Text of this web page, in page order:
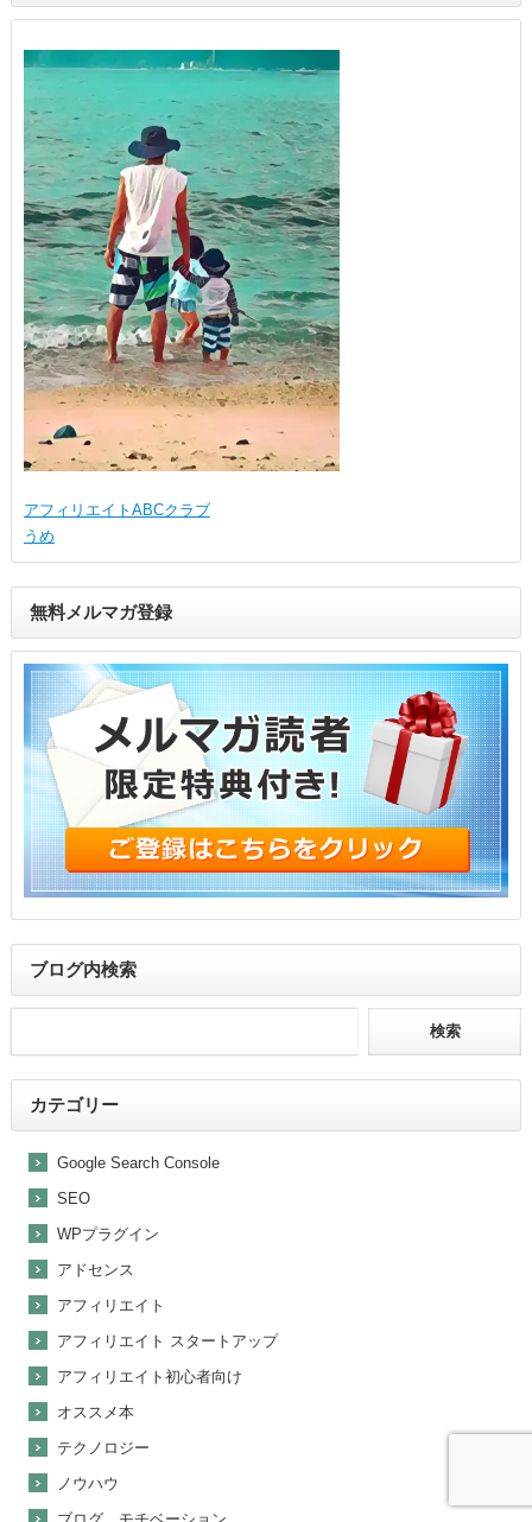
アフィリエイトABCクラブ
うめ
無料メルマガ登録
ブログ内検索
カテゴリー
Google Search Console
SEO
WPプラグイン
アドセンス
アフィリエイト
アフィリエイト スタートアップ
アフィリエイト初心者向け
オススメ本
テクノロジー
ノウハウ